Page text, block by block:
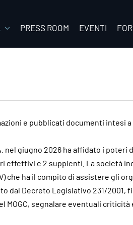
PRESS ROOM EVENTI
e pubblicati documenti intesi
nel giugno 2026 ha affidato i
effettivi e 2 supplenti. La società
che ha il compito di assistere gli
dal Decreto Legislativo 231/
MOGC, segnalare eventuali